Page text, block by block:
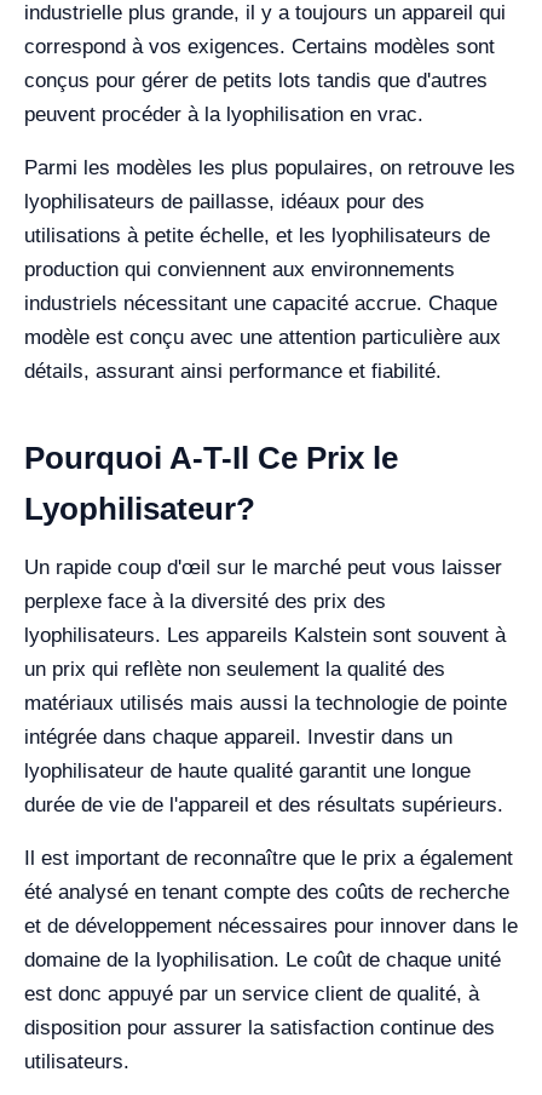
industrielle plus grande, il y a toujours un appareil qui
correspond à vos exigences. Certains modèles sont
conçus pour gérer de petits lots tandis que d'autres
peuvent procéder à la lyophilisation en vrac.
Parmi les modèles les plus populaires, on retrouve les
lyophilisateurs de paillasse, idéaux pour des
utilisations à petite échelle, et les lyophilisateurs de
production qui conviennent aux environnements
industriels nécessitant une capacité accrue. Chaque
modèle est conçu avec une attention particulière aux
détails, assurant ainsi performance et fiabilité.
Pourquoi A-T-Il Ce Prix le
Lyophilisateur?
Un rapide coup d'œil sur le marché peut vous laisser
perplexe face à la diversité des prix des
lyophilisateurs. Les appareils Kalstein sont souvent à
un prix qui reflète non seulement la qualité des
matériaux utilisés mais aussi la technologie de pointe
intégrée dans chaque appareil. Investir dans un
lyophilisateur de haute qualité garantit une longue
durée de vie de l'appareil et des résultats supérieurs.
Il est important de reconnaître que le prix a également
été analysé en tenant compte des coûts de recherche
et de développement nécessaires pour innover dans le
domaine de la lyophilisation. Le coût de chaque unité
est donc appuyé par un service client de qualité, à
disposition pour assurer la satisfaction continue des
utilisateurs.